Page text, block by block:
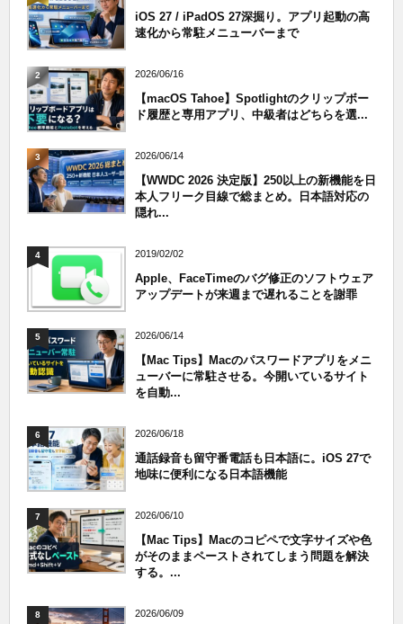
iOS 27 / iPadOS 27深掘り。アプリ起動の高
速化から常駐メニューバーまで
2 2026/06/16
【macOS Tahoe】Spotlightのクリップボー
ド履歴と専用アプリ、中級者はどちらを選...
3 2026/06/14
【WWDC 2026 決定版】250以上の新機能を日
本人フリーク目線で総まとめ。日本語対応の
隠れ...
4 2019/02/02
Apple、FaceTimeのバグ修正のソフトウェア
アップデートが来週まで遅れることを謝罪
5 2026/06/14
【Mac Tips】Macのパスワードアプリをメニ
ューバーに常駐させる。今開いているサイト
を自動...
6 2026/06/18
通話録音も留守番電話も日本語に。iOS 27で
地味に便利になる日本語機能
7 2026/06/10
【Mac Tips】Macのコピペで文字サイズや色
がそのままペーストされてしまう問題を解決
する。...
8 2026/06/09